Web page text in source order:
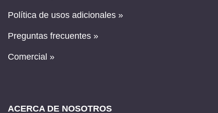
Política de usos adicionales »
Preguntas frecuentes »
Comercial »
ACERCA DE NOSOTROS